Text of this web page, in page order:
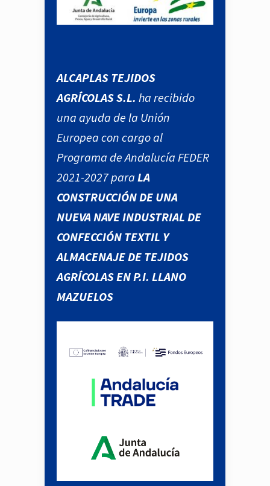
ALCAPLAS TEJIDOS
AGRÍCOLAS S.L. ha recibido
una ayuda de la Unión
Europea con cargo al
Programa de Andalucía FEDER
2021-2027 para LA
CONSTRUCCIÓN DE UNA
NUEVA NAVE INDUSTRIAL DE
CONFECCIÓN TEXTIL Y
ALMACENAJE DE TEJIDOS
AGRÍCOLAS EN P.I. LLANO
MAZUELOS